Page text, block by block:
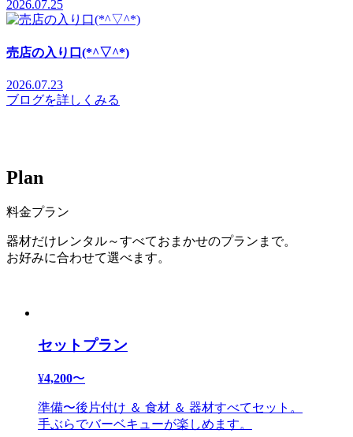
2026.07.25
売店の入り口(*^▽^*)
2026.07.23
ブログを詳しくみる
Plan
料金プラン
器材だけレンタル～すべておまかせのプランまで。
お好みに合わせて選べます。
セットプラン
¥4,200〜
準備〜後片付け ＆ 食材 ＆ 器材すべてセット。
手ぶらでバーベキューが楽しめます。